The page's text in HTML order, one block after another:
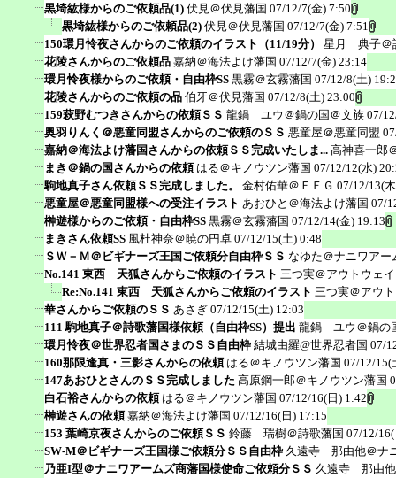
黒埼紘様からのご依頼品(1) 伏見＠伏見藩国 07/12/7(金) 7:50
黒埼紘様からのご依頼品(2) 伏見＠伏見藩国 07/12/7(金) 7:51
150環月怜夜さんからのご依頼のイラスト（11/19分）
星月 典子＠
花陵さんからのご依頼品 嘉納＠海法よけ藩国 07/12/7(金) 23:14
環月怜夜様からのご依頼・自由枠SS 黒霧＠玄霧藩国 07/12/8(土)
花陵さんからのご依頼の品 伯牙＠伏見藩国 07/12/8(土) 23:00
159萩野むつきさんからの依頼ＳＳ 龍鍋 ユウ＠鍋の国＠文族 07/
奥羽りんく＠悪童同盟さんからのご依頼のＳＳ 悪童屋＠悪童同盟
嘉納＠海法よけ藩国さんからの依頼ＳＳ完成いたしま... 高神喜一郎
まき＠鍋の国さんからの依頼 はる＠キノウツン藩国 07/12/12(水)
駒地真子さん依頼ＳＳ完成しました。
金村佑華＠ＦＥＧ 07/12/13(
悪童屋＠悪童同盟様への受注イラスト あおひと＠海法よけ藩国 07/
榊遊様からのご依頼・自由枠SS 黒霧＠玄霧藩国 07/12/14(金) 19:13
まきさん依頼SS 風杜神奈＠暁の円卓 07/12/15(土) 0:48
ＳＷ－Ｍ＠ビギナーズ王国ご依頼分自由枠ＳＳ なゆた＠ナニワアー
No.141 東西 天狐さんからご依頼のイラスト 三つ実＠アウトウェイ
Re:No.141 東西 天狐さんからご依頼のイラスト 三つ実＠アウ
華さんからご依頼のＳＳ あさぎ 07/12/15(土) 12:03
111 駒地真子＠詩歌藩国様依頼（自由枠SS）提出 龍鍋 ユウ＠鍋の
環月怜夜＠世界忍者国さまのＳＳ自由枠 結城由羅@世界忍者国 07/
160那限逢真・三影さんからの依頼 はる＠キノウツン藩国 07/12/15(
147あおひとさんのＳＳ完成しました 高原鋼一郎＠キノウツン藩国
白石裕さんからの依頼 はる＠キノウツン藩国 07/12/16(日) 1:42
榊遊さんの依頼 嘉納＠海法よけ藩国 07/12/16(日) 17:15
153 葉崎京夜さんからのご依頼ＳＳ 鈴藤 瑞樹＠詩歌藩国 07/12/
SW-M＠ビギナーズ王国様ご依頼分ＳＳ自由枠 久遠寺 那由他＠ナ
乃亜I型＠ナニワアームズ商藩国様使命ご依頼分ＳＳ 久遠寺 那由他